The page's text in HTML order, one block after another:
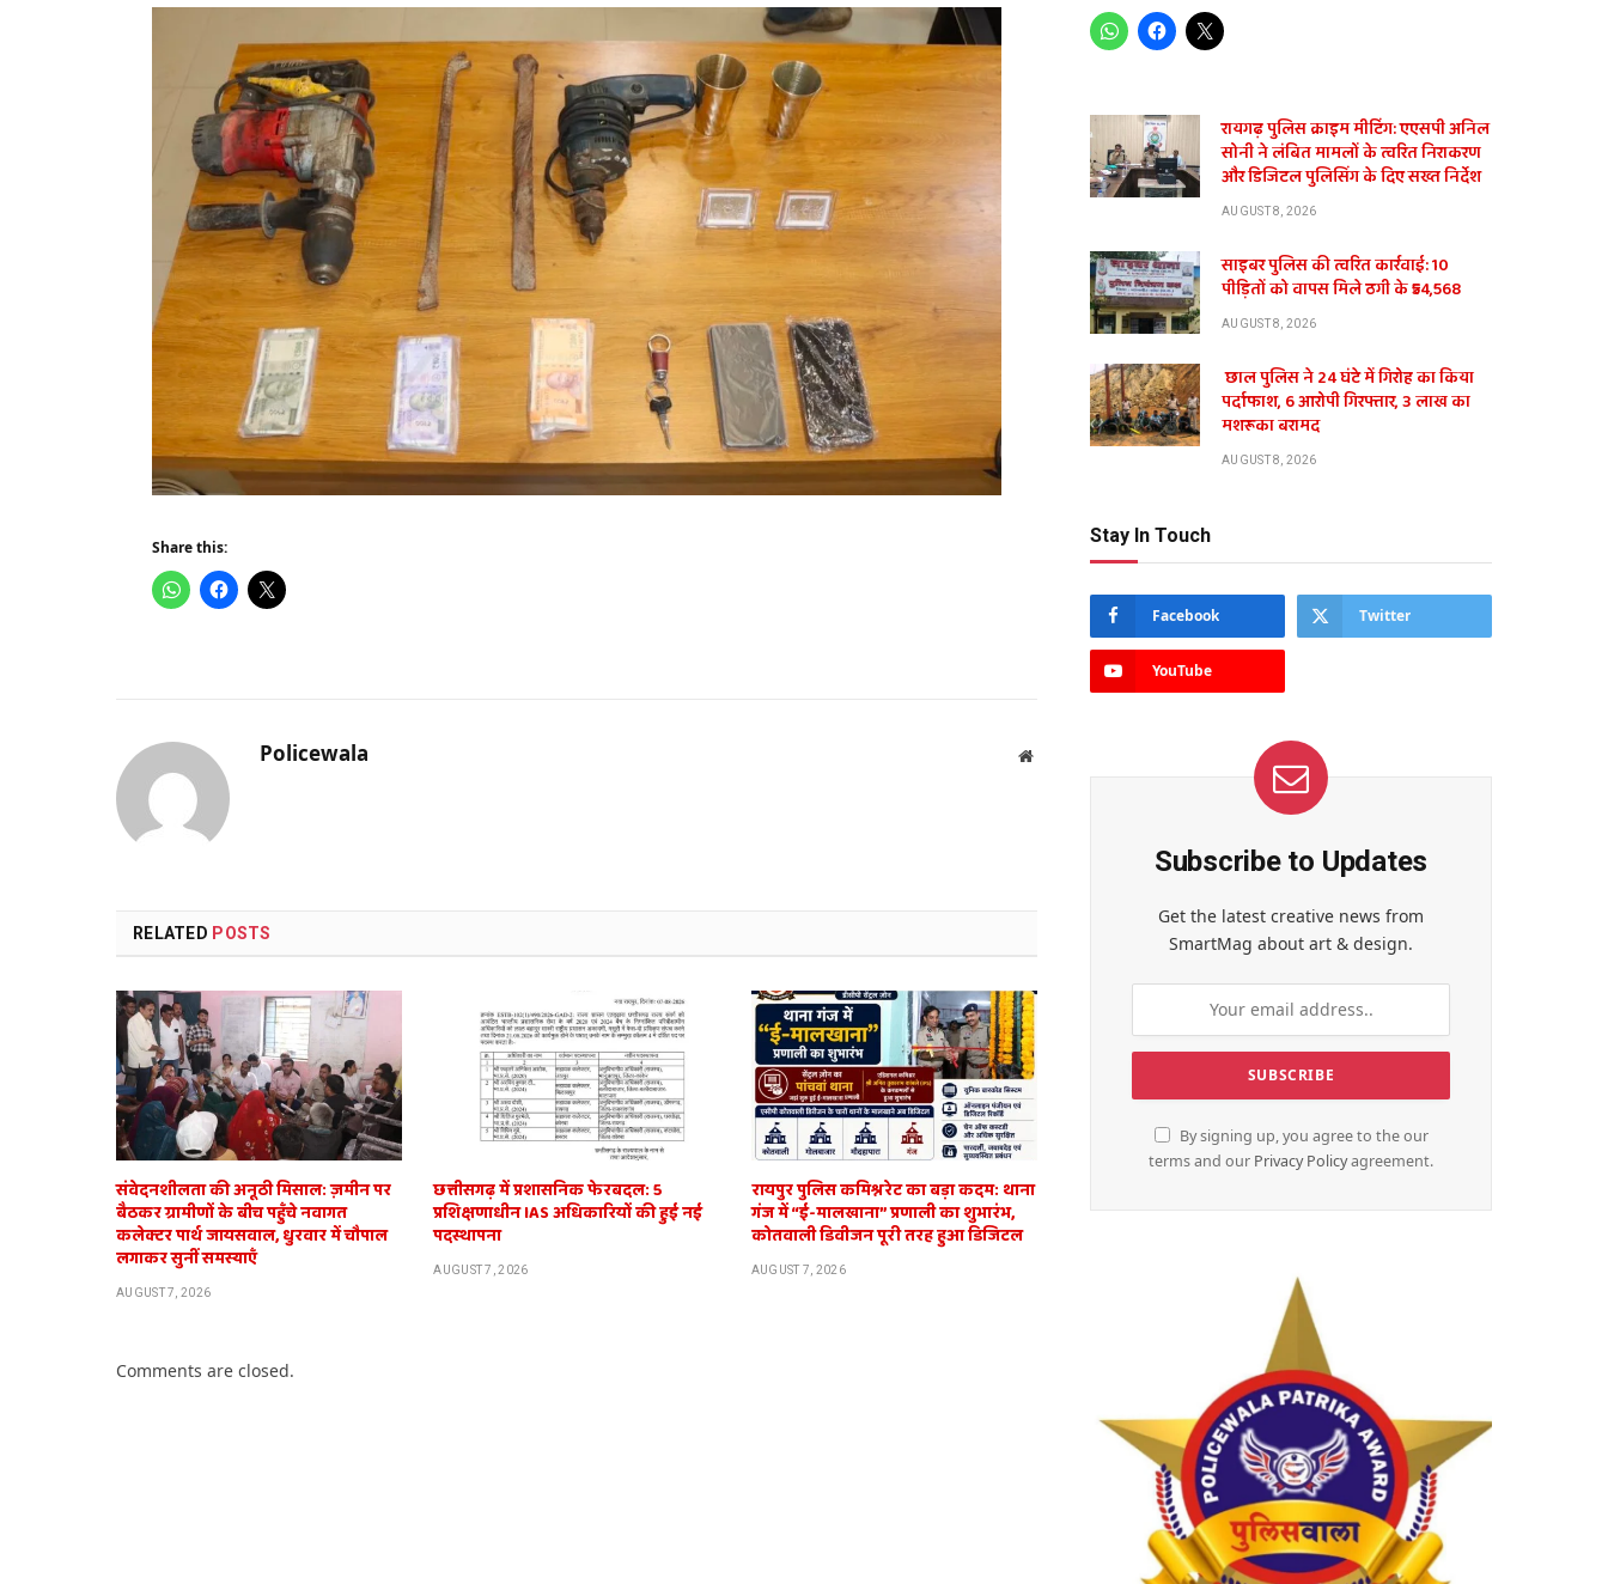
Share this:
Policewala Website
RELATED POSTS
संवेदनशीलता की अनूठी मिसाल: ज़मीन पर
बैठकर ग्रामीणों के बीच पहुँचे नवागत
कलेक्टर पार्थ जायसवाल, धुरवार में चौपाल
लगाकर सुनीं समस्याएँ
AUGUST 7, 2026
छत्तीसगढ़ में प्रशासनिक फेरबदल: 5
प्रशिक्षणाधीन IAS अधिकारियों की हुई नई
पदस्थापना
AUGUST 7, 2026
रायपुर पुलिस कमिश्नरेट का बड़ा कदम: थाना
गंज में “ई-मालखाना” प्रणाली का शुभारंभ,
कोतवाली डिवीजन पूरी तरह हुआ डिजिटल
AUGUST 7, 2026
Comments are closed.
रायगढ़ पुलिस क्राइम मीटिंग: एएसपी अनिल
सोनी ने लंबित मामलों के त्वरित निराकरण
और डिजिटल पुलिसिंग के दिए सख्त निर्देश
AUGUST 8, 2026
साइबर पुलिस की त्वरित कार्रवाई: 10
पीड़ितों को वापस मिले ठगी के ₹54,568
AUGUST 8, 2026
छाल पुलिस ने 24 घंटे में गिरोह का किया
पर्दाफाश, 6 आरोपी गिरफ्तार, 3 लाख का
मशरूका बरामद
AUGUST 8, 2026
Stay In Touch
Facebook Twitter
YouTube
Subscribe to Updates
Get the latest creative news from
SmartMag about art & design.
By signing up, you agree to the our
terms and our Privacy Policyagreement.